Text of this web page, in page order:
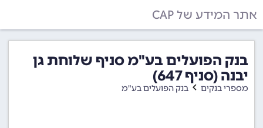
אתר המידע של CAP
בנק הפועלים בע"מ סניף שלוחת גן
יבנה (סניף 647)
מספרי בנקים בנק הפועלים בע"מ